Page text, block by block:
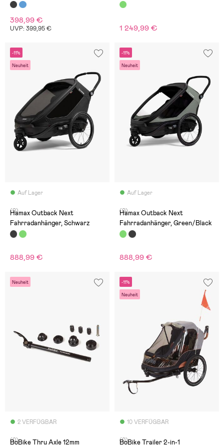
398,99 €
UVP: 399,95 € 1 249,99 €
-11%
Neuheit
Auf Lager
(0)
Hamax Outback Next
Fahrradanhänger, Schwarz
888,99 €
-11%
Neuheit
Auf Lager
(0)
Hamax Outback Next
Fahrradanhänger, Green/Black
888,99 €
Neuheit
2 VERFÜGBAR
(0)
BoBike Thru Axle 12mm
-11%
Neuheit
10 VERFÜGBAR
(0)
BoBike Trailer 2-in-1